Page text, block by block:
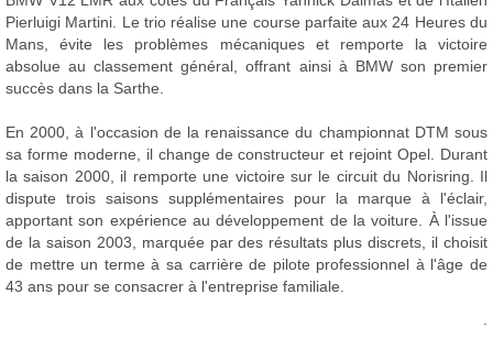
Pierluigi Martini. Le trio réalise une course parfaite aux 24 Heures du
Mans, évite les problèmes mécaniques et remporte la victoire
absolue au classement général, offrant ainsi à BMW son premier
succès dans la Sarthe.
En 2000, à l'occasion de la renaissance du championnat DTM sous
sa forme moderne, il change de constructeur et rejoint Opel. Durant
la saison 2000, il remporte une victoire sur le circuit du Norisring. Il
dispute trois saisons supplémentaires pour la marque à l'éclair,
apportant son expérience au développement de la voiture. À l'issue
de la saison 2003, marquée par des résultats plus discrets, il choisit
de mettre un terme à sa carrière de pilote professionnel à l'âge de
43 ans pour se consacrer à l'entreprise familiale.